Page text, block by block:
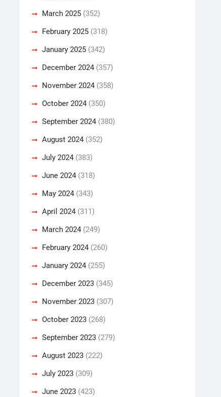
March 2025 (352)
February 2025 (318)
January 2025 (342)
December 2024 (357)
November 2024 (358)
October 2024 (350)
September 2024 (380)
August 2024 (352)
July 2024 (383)
June 2024 (318)
May 2024 (343)
April 2024 (311)
March 2024 (249)
February 2024 (260)
January 2024 (255)
December 2023 (345)
November 2023 (307)
October 2023 (268)
September 2023 (279)
August 2023 (222)
July 2023 (309)
June 2023 (423)